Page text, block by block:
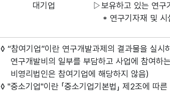
대기업
▷보유하고 있는 연구
* 연구기자재 및 시
◊ “참여기업”이란 연구개발과제의 결과물을 실
연구개발비의 일부를 부담하고 사업에 참여하
비영리법인은 참여기업에 해당하지 않음)
◊ "중소기업"이란 「중소기업기본법」 제2조에 따